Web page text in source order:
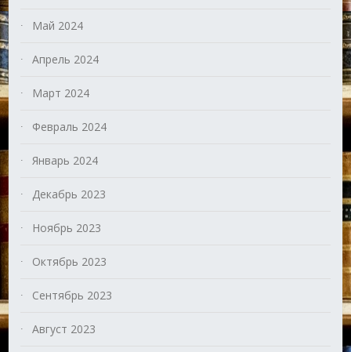
Май 2024
Апрель 2024
Март 2024
Февраль 2024
Январь 2024
Декабрь 2023
Ноябрь 2023
Октябрь 2023
Сентябрь 2023
Август 2023